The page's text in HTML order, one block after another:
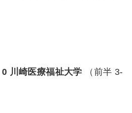
川崎医療福祉大学 （前半 3-